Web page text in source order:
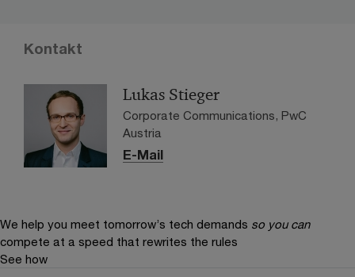
Kontakt
Lukas Stieger
Corporate Communications, PwC
Austria
E-Mail
We help you meet tomorrow’s tech demands so you can
compete at a speed that rewrites the rules
See how